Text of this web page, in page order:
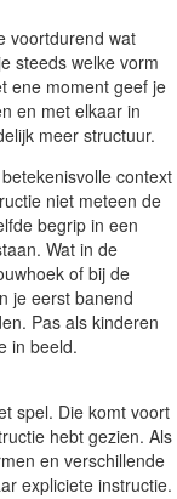
voortdurend wat
steeds welke vorm
ene moment geef je
en met elkaar in
meer structuur.
context
niet meteen de
begrip in een
Wat in de
of bij de
je eerst banend
Pas als kinderen
in beeld.
spel. Die komt voort
hebt gezien. Als
en verschillende
expliciete instructie.